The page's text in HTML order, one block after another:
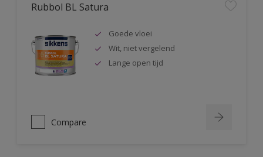
Rubbol BL Satura
Goede vloei
Wit, niet vergelend
Lange open tijd
Compare